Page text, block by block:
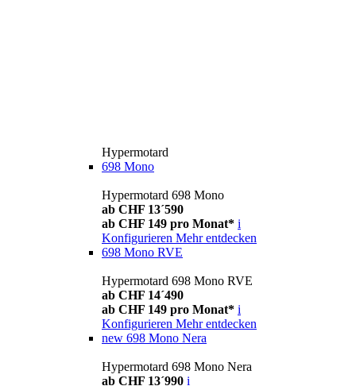
Hypermotard
698 Mono
Hypermotard 698 Mono
ab CHF 13´590
ab CHF 149 pro Monat* i
Konfigurieren Mehr entdecken
698 Mono RVE
Hypermotard 698 Mono RVE
ab CHF 14´490
ab CHF 149 pro Monat* i
Konfigurieren Mehr entdecken
new 698 Mono Nera
Hypermotard 698 Mono Nera
ab CHF 13´990 i